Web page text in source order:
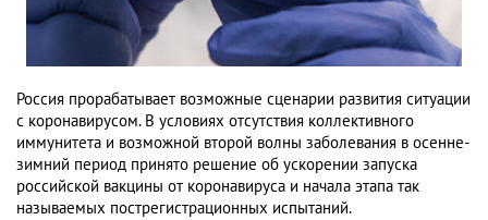
Россия прорабатывает возможные сценарии развития ситуации
с коронавирусом. В условиях отсутствия коллективного
иммунитета и возможной второй волны заболевания в осенне-
зимний период принято решение об ускорении запуска
российской вакцины от коронавируса и начала этапа так
называемых пострегистрационных испытаний.